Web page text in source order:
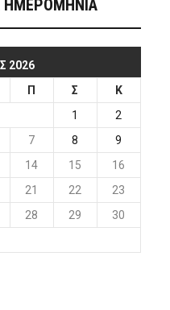
ΗΜΕΡΟΜΗΝΙΑ
2026
Π Σ
Κ
1
2
7 8
9
14 15
16
21 22
23
28 29
30